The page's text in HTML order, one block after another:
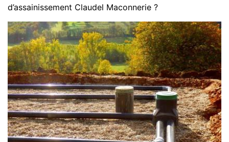
d’assainissement Claudel Maconnerie ?